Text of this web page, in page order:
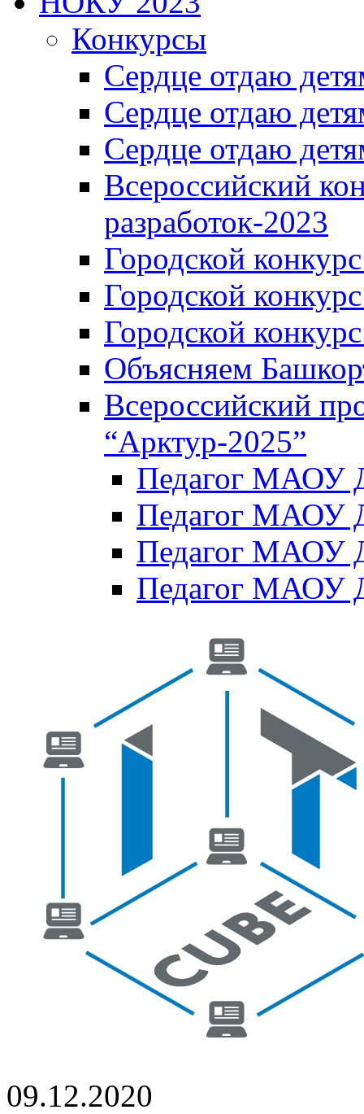
Конкурсы
Сердце отдаю
Сердце отдаю
Сердце отдаю
Всероссийский
разработок-2023
Городской
Городской
Городской
Объясняем
Всероссийский
“Арктур-2025”
Педагог МАОУ
Педагог МАОУ
Педагог МАОУ
Педагог МАОУ
09.12.2020